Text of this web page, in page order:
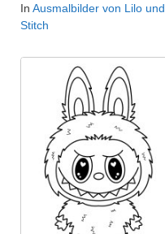
In Ausmalbilder von Lilo und
Stitch